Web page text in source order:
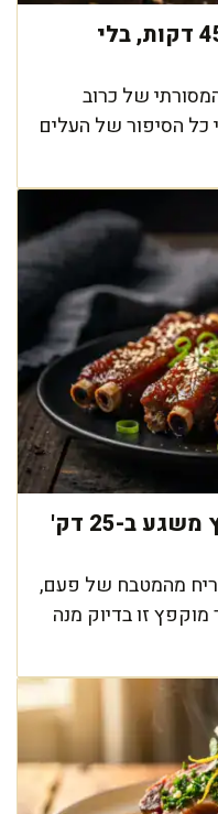
כרוב ממולא לעצלנים ב-45 דקות, בלי
של כרוב
הסיפור של העלים
גיליתי צלעות בקר מוקפץ משגע ב-25 דק'
מהמטבח של פעם,
זו בדיוק מנה